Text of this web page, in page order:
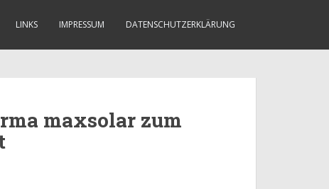
LINKS IMPRESSUM DATENSCHUTZERKLÄRUNG
maxsolar zum